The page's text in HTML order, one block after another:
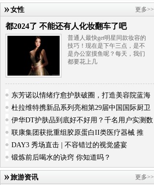
更多>>
女性
都2024了 不能还有人化妆翻车了吧
普通人最快get明星同款妆容的
技巧！现在是下午三点，是不
是办公室摸鱼呢？每天，我们
都要花上几
东芳诺以情绪疗愈护肤破圈，打造美容院蓝海
杜拉维特携新品系列亮相第29届中国国际厨卫
伊华DT护肤品到底好不好用？千名用户实测数
联康集团获批重组胶原蛋白II类医疗器械 推
DAY3 秀场直击 | 不容错过的视觉盛宴
锻炼前后喝水的诀窍 你知道吗？
更多>>
旅游资讯